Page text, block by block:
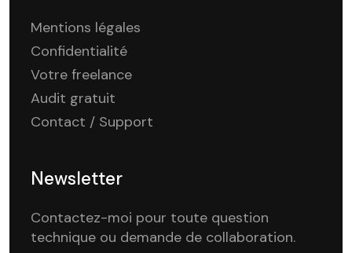
Mentions légales
Confidentialité
Votre freelance
Audit gratuit
Contact / Support
Newsletter
Contactez-moi pour toute question
technique ou demande de collaboration.